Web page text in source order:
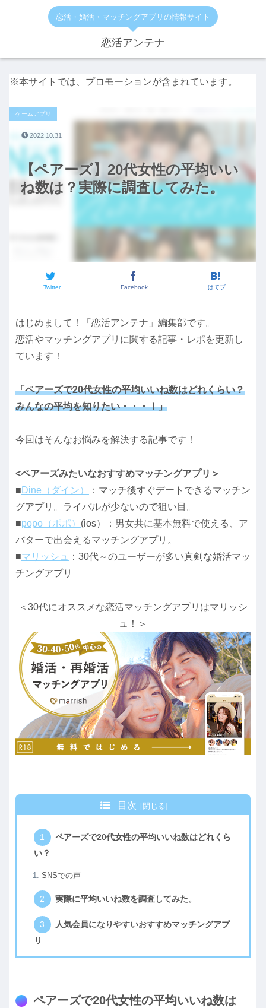
恋活・婚活・マッチングアプリの情報サイト
恋活アンテナ
※本サイトでは、プロモーションが含まれています。
【ペアーズ】20代女性の平均いい
ね数は？実際に調査してみた。
ゲームアプリ
Twitter Facebook はてブ
2022.10.31
はじめまして！「恋活アンテナ」編集部です。
恋活やマッチングアプリに関する記事・レポを更新し
ています！
「ペアーズで20代女性の平均いいね数はどれくらい？
みんなの平均を知りたい・・・！」
今回はそんなお悩みを解決する記事です！
<ペアーズみたいなおすすめマッチングアプリ＞
■ Dine（ダイン）
：マッチ後すぐデートできるマッチン
グアプリ。ライバルが少ないので狙い目。
■popo（ポポ） (ios）：男女共に基本無料で使える、ア
バターで出会えるマッチングアプリ。
■マリッシュ
：30代～のユーザーが多い真剣な婚活マッ
チングアプリ
＜30代にオススメな恋活マッチングアプリはマリッシ
ュ！＞
目次
ペアーズで20代女性の平均いいね数はどれくら
い？
SNSでの声
実際に平均いいね数を調査してみた。
人気会員になりやすいおすすめマッチングアプ
リ
ペアーズで20代女性の平均いいね数は